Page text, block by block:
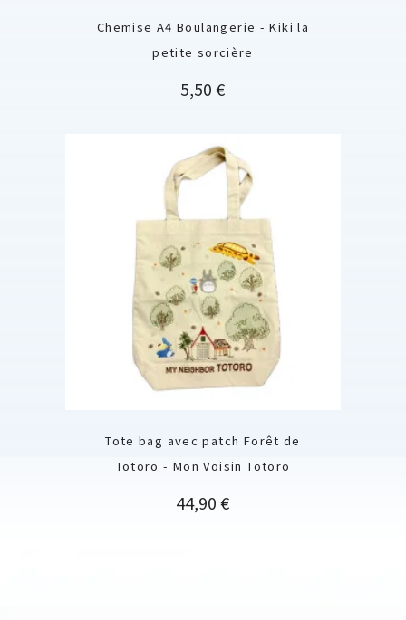
Chemise A4 Boulangerie - Kiki la
petite sorcière
Prix
5,50 €
Tote bag avec patch Forêt de
Totoro - Mon Voisin Totoro
Prix
44,90 €